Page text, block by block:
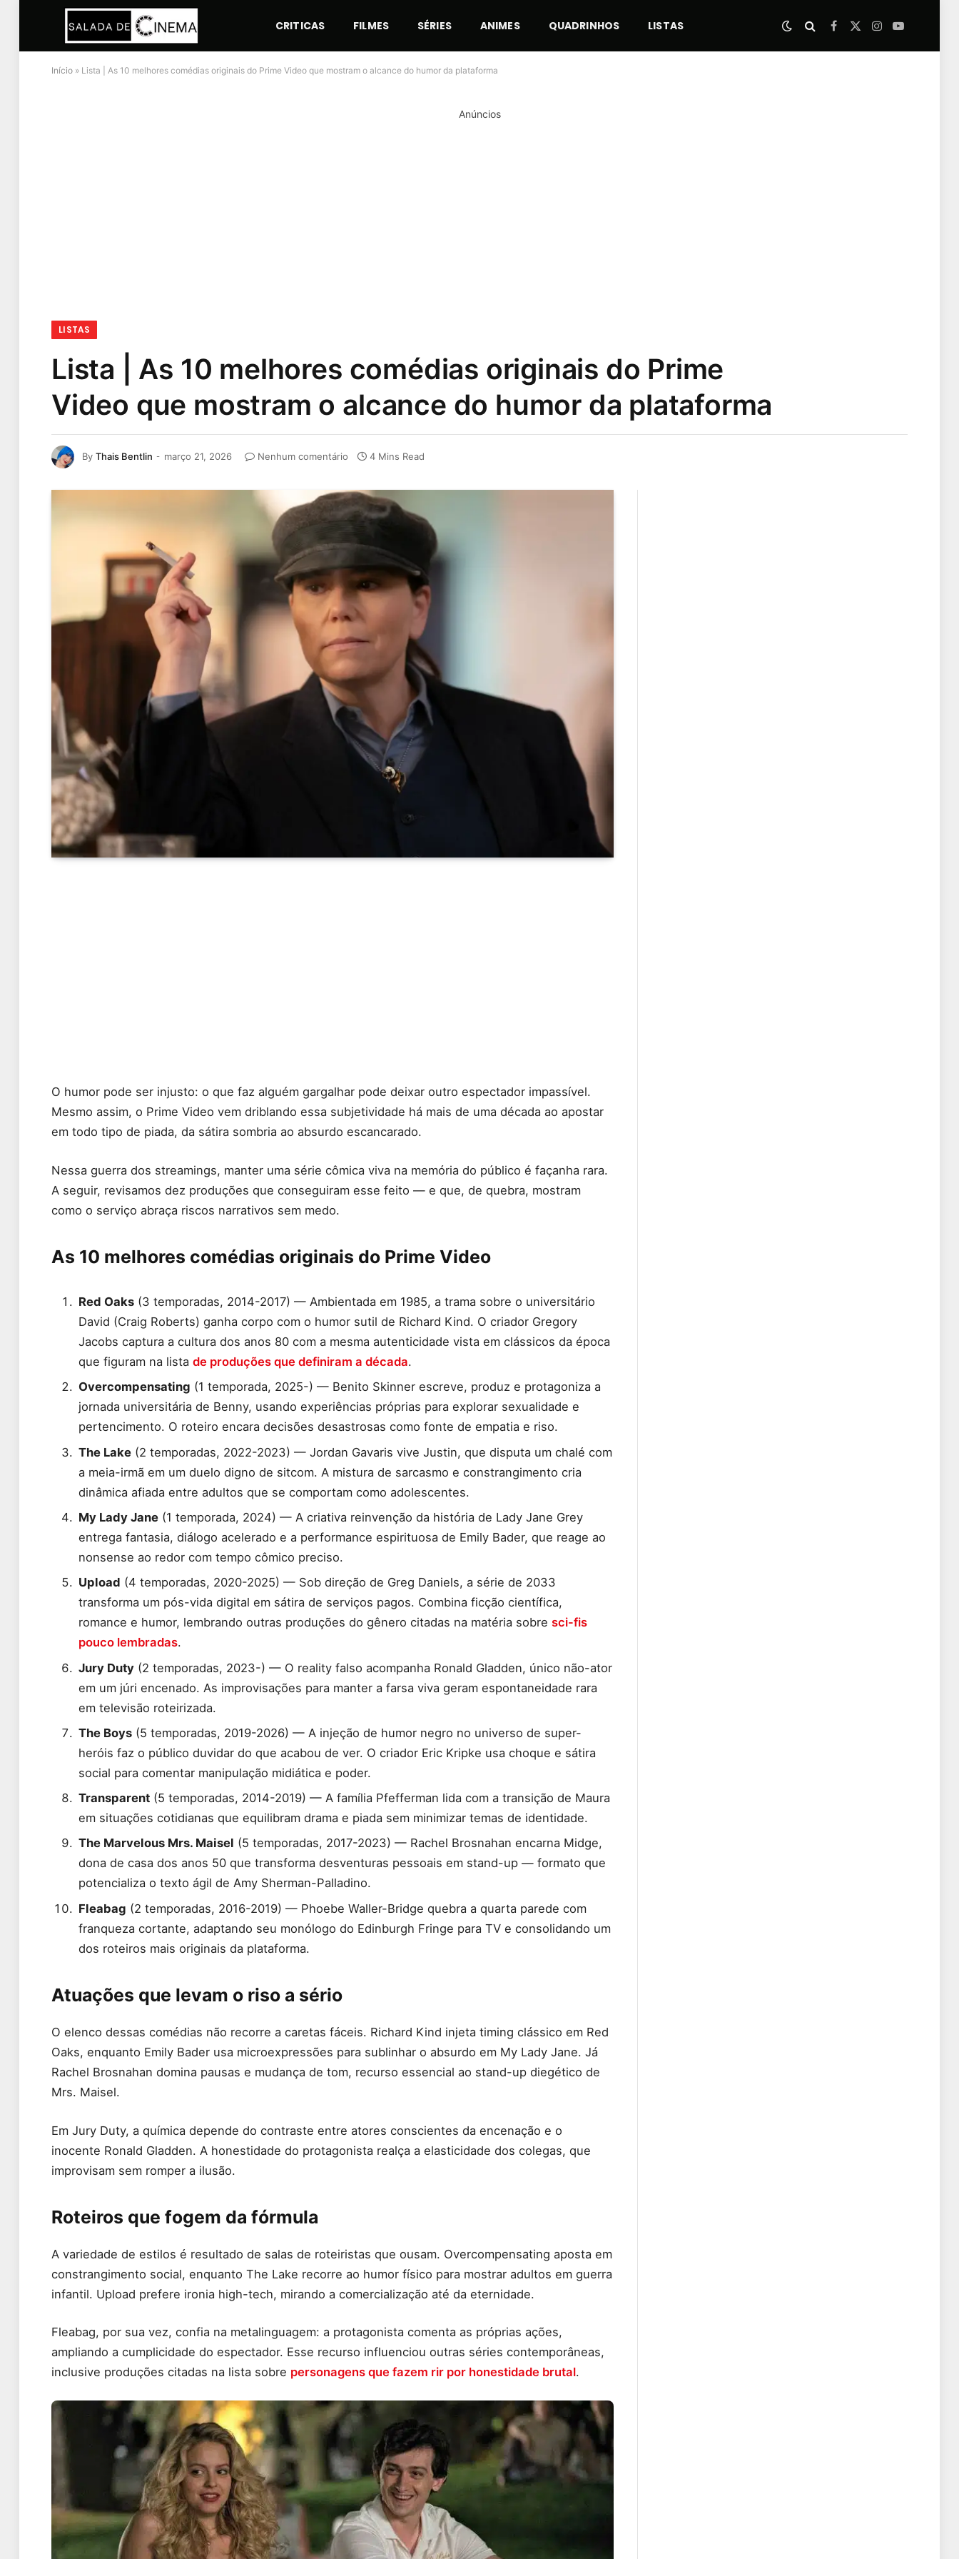
CRITICAS FILMES SÉRIES ANIMES QUADRINHOS LISTAS Facebook
X
Instagram
YouTube
Início » Lista | As 10 melhores comédias originais do Prime Video que mostram o alcance do humor da plataforma
Anúncios
LISTAS
Lista | As 10 melhores comédias originais do Prime
Video que mostram o alcance do humor da plataforma
By Thais Bentlin março 21, 2026 Nenhum comentário 4 Mins Read
O humor pode ser injusto: o que faz alguém gargalhar pode deixar outro espectador impassível.
Mesmo assim, o Prime Video vem driblando essa subjetividade há mais de uma década ao apostar
em todo tipo de piada, da sátira sombria ao absurdo escancarado.
Nessa guerra dos streamings, manter uma série cômica viva na memória do público é façanha rara.
A seguir, revisamos dez produções que conseguiram esse feito — e que, de quebra, mostram
como o serviço abraça riscos narrativos sem medo.
As 10 melhores comédias originais do Prime Video
Red Oaks (3 temporadas, 2014-2017) — Ambientada em 1985, a trama sobre o universitário
David (Craig Roberts) ganha corpo com o humor sutil de Richard Kind. O criador Gregory
Jacobs captura a cultura dos anos 80 com a mesma autenticidade vista em clássicos da época
que figuram na lista de produções que definiram a década.
Overcompensating (1 temporada, 2025-) — Benito Skinner escreve, produz e protagoniza a
jornada universitária de Benny, usando experiências próprias para explorar sexualidade e
pertencimento. O roteiro encara decisões desastrosas como fonte de empatia e riso.
The Lake (2 temporadas, 2022-2023) — Jordan Gavaris vive Justin, que disputa um chalé com
a meia-irmã em um duelo digno de sitcom. A mistura de sarcasmo e constrangimento cria
dinâmica afiada entre adultos que se comportam como adolescentes.
My Lady Jane (1 temporada, 2024) — A criativa reinvenção da história de Lady Jane Grey
entrega fantasia, diálogo acelerado e a performance espirituosa de Emily Bader, que reage ao
nonsense ao redor com tempo cômico preciso.
Upload (4 temporadas, 2020-2025) — Sob direção de Greg Daniels, a série de 2033
transforma um pós-vida digital em sátira de serviços pagos. Combina ficção científica,
romance e humor, lembrando outras produções do gênero citadas na matéria sobre sci-fis
pouco lembradas.
Jury Duty (2 temporadas, 2023-) — O reality falso acompanha Ronald Gladden, único não-ator
em um júri encenado. As improvisações para manter a farsa viva geram espontaneidade rara
em televisão roteirizada.
The Boys (5 temporadas, 2019-2026) — A injeção de humor negro no universo de super-
heróis faz o público duvidar do que acabou de ver. O criador Eric Kripke usa choque e sátira
social para comentar manipulação midiática e poder.
Transparent (5 temporadas, 2014-2019) — A família Pfefferman lida com a transição de Maura
em situações cotidianas que equilibram drama e piada sem minimizar temas de identidade.
The Marvelous Mrs. Maisel (5 temporadas, 2017-2023) — Rachel Brosnahan encarna Midge,
dona de casa dos anos 50 que transforma desventuras pessoais em stand-up — formato que
potencializa o texto ágil de Amy Sherman-Palladino.
Fleabag (2 temporadas, 2016-2019) — Phoebe Waller-Bridge quebra a quarta parede com
franqueza cortante, adaptando seu monólogo do Edinburgh Fringe para TV e consolidando um
dos roteiros mais originais da plataforma.
Atuações que levam o riso a sério
O elenco dessas comédias não recorre a caretas fáceis. Richard Kind injeta timing clássico em Red
Oaks, enquanto Emily Bader usa microexpressões para sublinhar o absurdo em My Lady Jane. Já
Rachel Brosnahan domina pausas e mudança de tom, recurso essencial ao stand-up diegético de
Mrs. Maisel.
Em Jury Duty, a química depende do contraste entre atores conscientes da encenação e o
inocente Ronald Gladden. A honestidade do protagonista realça a elasticidade dos colegas, que
improvisam sem romper a ilusão.
Roteiros que fogem da fórmula
A variedade de estilos é resultado de salas de roteiristas que ousam. Overcompensating aposta em
constrangimento social, enquanto The Lake recorre ao humor físico para mostrar adultos em guerra
infantil. Upload prefere ironia high-tech, mirando a comercialização até da eternidade.
Fleabag, por sua vez, confia na metalinguagem: a protagonista comenta as próprias ações,
ampliando a cumplicidade do espectador. Esse recurso influenciou outras séries contemporâneas,
inclusive produções citadas na lista sobre personagens que fazem rir por honestidade brutal.